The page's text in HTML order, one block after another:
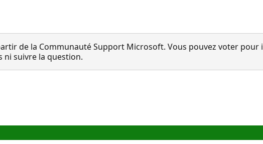
de la Communauté Support Microsoft. Vous pouvez voter pour
ni suivre la question.